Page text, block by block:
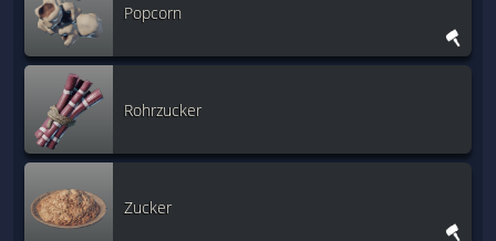
Popcorn
Rohrzucker
Zucker